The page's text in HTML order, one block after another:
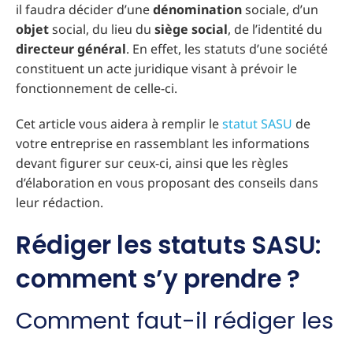
il faudra décider d’unedénominationsociale, d’un
objetsocial, du lieu du siège social, de l’identité du
directeurgénéral. En effet, les statuts d’une société
constituent un acte juridique visant à prévoir le
fonctionnement de celle-ci.
Cet article vous aidera à remplir lestatut SASU de
votre entreprise en rassemblant les informations
devant figurer sur ceux-ci, ainsi que les règles
d’élaboration en vous proposant des conseils dans
leur rédaction.
Rédiger les statuts SASU:
comment s’y prendre ?
Comment faut-il rédiger les